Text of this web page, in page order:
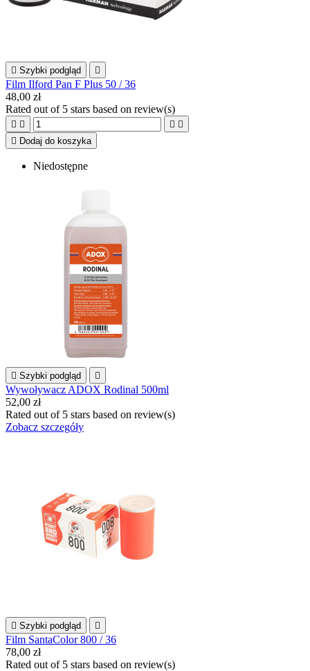
 Szybki podgląd 
Film Ilford Pan F Plus 50 / 36
48,00 zł
Rated out of 5 stars based on review(s)
   
 Dodaj do koszyka
Niedostępne
 Szybki podgląd 
Wywoływacz ADOX Rodinal 500ml
52,00 zł
Rated out of 5 stars based on review(s)
Zobacz szczegóły
 Szybki podgląd 
Film SantaColor 800 / 36
78,00 zł
Rated out of 5 stars based on review(s)